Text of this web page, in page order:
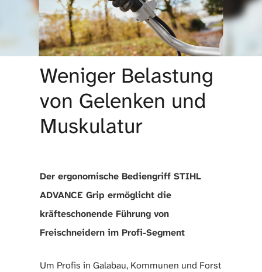
Weniger Belastung
von Gelenken und
Muskulatur
Der ergonomische Bediengriff STIHL
ADVANCE Grip ermöglicht die
kräfteschonende Führung von
Freischneidern im Profi-Segment
Um Profis in Galabau, Kommunen und Forst